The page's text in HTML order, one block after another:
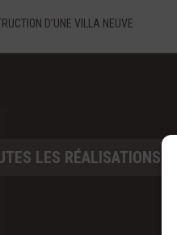
D’UNE VILLA NEUVE
LES RÉALISATIONS